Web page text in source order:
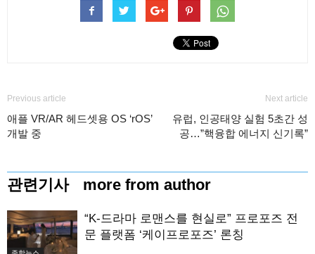
Previous article
애플 VR/AR 헤드셋용 OS ‘rOS’
개발 중
Next article
유럽, 인공태양 실험 5초간 성
공…”핵융합 에너지 신기록”
관련기사 more from author
“K-드라마 로맨스를 현실로” 프로포즈 전
문 플랫폼 ‘케이프로포즈’ 론칭